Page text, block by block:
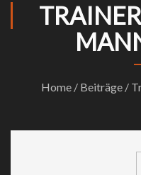
Home/ Beiträge/